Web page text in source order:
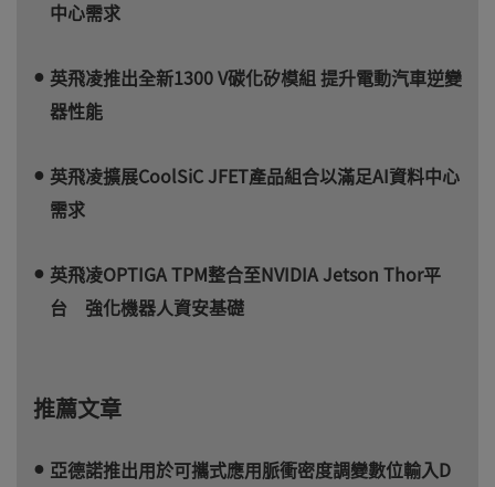
中心需求
英飛凌推出全新1300 V碳化矽模組 提升電動汽車逆變
器性能
英飛凌擴展CoolSiC JFET產品組合以滿足AI資料中心
需求
英飛凌OPTIGA TPM整合至NVIDIA Jetson Thor平
台 強化機器人資安基礎
推薦文章
亞德諾推出用於可攜式應用脈衝密度調變數位輸入D